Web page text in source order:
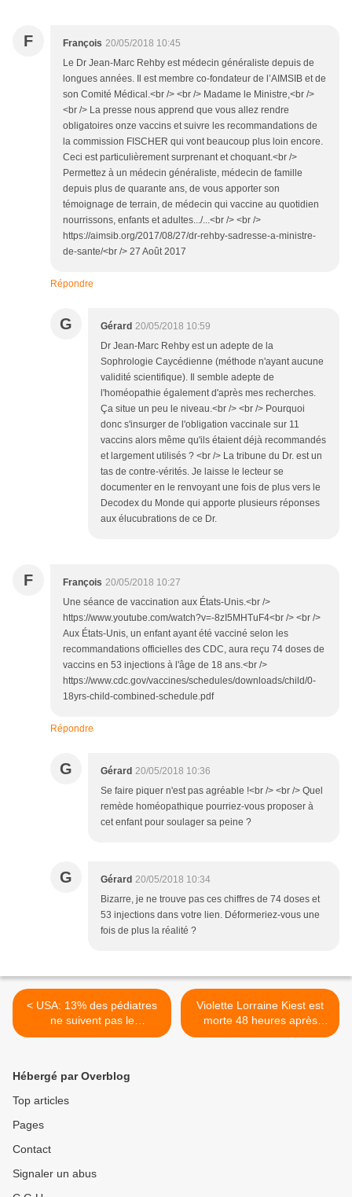
F François 20/05/2018 10:45
Le Dr Jean-Marc Rehby est médecin généraliste depuis de
longues années. Il est membre co-fondateur de l’AIMSIB et de
son Comité Médical.<br /> <br /> Madame le Ministre,<br />
<br /> La presse nous apprend que vous allez rendre
obligatoires onze vaccins et suivre les recommandations de
la commission FISCHER qui vont beaucoup plus loin encore.
Ceci est particulièrement surprenant et choquant.<br />
Permettez à un médecin généraliste, médecin de famille
depuis plus de quarante ans, de vous apporter son
témoignage de terrain, de médecin qui vaccine au quotidien
nourrissons, enfants et adultes.../...<br /> <br />
https://aimsib.org/2017/08/27/dr-rehby-sadresse-a-ministre-
de-sante/<br /> 27 Août 2017
Répondre
G Gérard 20/05/2018 10:59
Dr Jean-Marc Rehby est un adepte de la
Sophrologie Caycédienne (méthode n'ayant aucune
validité scientifique). Il semble adepte de
l'homéopathie également d'après mes recherches.
Ça situe un peu le niveau.<br /> <br /> Pourquoi
donc s'insurger de l'obligation vaccinale sur 11
vaccins alors même qu'ils étaient déjà recommandés
et largement utilisés ? <br /> La tribune du Dr. est un
tas de contre-vérités. Je laisse le lecteur se
documenter en le renvoyant une fois de plus vers le
Decodex du Monde qui apporte plusieurs réponses
aux élucubrations de ce Dr.
F François 20/05/2018 10:27
Une séance de vaccination aux États-Unis.<br />
https://www.youtube.com/watch?v=-8zI5MHTuF4<br /> <br />
Aux États-Unis, un enfant ayant été vacciné selon les
recommandations officielles des CDC, aura reçu 74 doses de
vaccins en 53 injections à l'âge de 18 ans.<br />
https://www.cdc.gov/vaccines/schedules/downloads/child/0-
18yrs-child-combined-schedule.pdf
Répondre
G Gérard 20/05/2018 10:36
Se faire piquer n'est pas agréable !<br /> <br /> Quel
remède homéopathique pourriez-vous proposer à
cet enfant pour soulager sa peine ?
G Gérard 20/05/2018 10:34
Bizarre, je ne trouve pas ces chiffres de 74 doses et
53 injections dans votre lien. Déformeriez-vous une
fois de plus la réalité ?
< USA: 13% des pédiatres
ne suivent pas le
programme vaccinal officiel
Violette Lorraine Kiest est
morte 48 heures après
avoir reçu ses vaccins de 4
Hébergé par Overblog
Top articles
Pages
Contact
Signaler un abus